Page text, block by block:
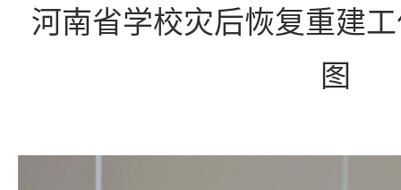
河南省学校灾后恢复重建
图